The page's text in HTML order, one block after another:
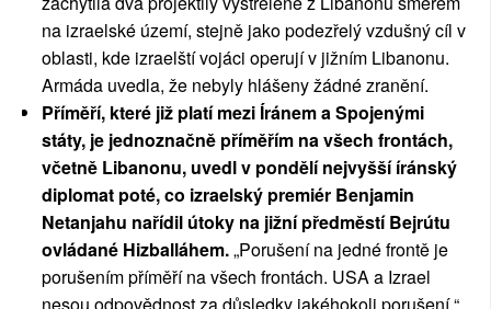
na izraelské území, stejně jako podezřelý vzdušný cíl v
oblasti, kde izraelští vojáci operují v jižním Libanonu.
Armáda uvedla, že nebyly hlášeny žádné zranění.
Příměří, které již platí mezi Íránem a Spojenými
státy, je jednoznačně příměřím na všech frontách,
včetně Libanonu, uvedl v pondělí nejvyšší íránský
diplomat poté, co izraelský premiér Benjamin
Netanjahu nařídil útoky na jižní předměstí Bejrútu
ovládané Hizballáhem.„Porušení na jedné frontě je
porušením příměří na všech frontách. USA a Izrael